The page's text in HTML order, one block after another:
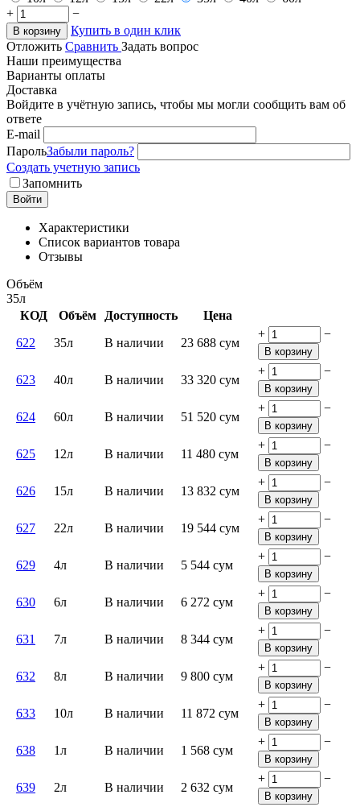
+
−
В корзину
Купить в один клик
Отложить Сравнить Задать вопрос
Наши преимущества
Варианты оплаты
Доставка
Войдите в учётную запись, чтобы мы могли сообщить вам об
ответе
E-mail
ПарольЗабыли пароль?
Создать учетную запись
Запомнить
Войти
Характеристики
Список вариантов товара
Отзывы
Объём
35л
КОД
Объём Доступность
Цена
622
35л В наличии 23 688 сум
+ −
В корзину
623 40л В наличии 33 320 сум
+ −
В корзину
624 60л В наличии 51 520 сум
+ −
В корзину
625 12л В наличии 11 480 сум
+ −
В корзину
626 15л В наличии 13 832 сум
+ −
В корзину
627 22л В наличии 19 544 сум
+ −
В корзину
629 4л В наличии 5 544 сум
+ −
В корзину
630 6л В наличии 6 272 сум
+ −
В корзину
631 7л В наличии 8 344 сум
+ −
В корзину
632 8л В наличии 9 800 сум
+ −
В корзину
633 10л В наличии 11 872 сум
+ −
В корзину
638 1л В наличии 1 568 сум
+ −
В корзину
639 2л В наличии 2 632 сум
+ −
В корзину